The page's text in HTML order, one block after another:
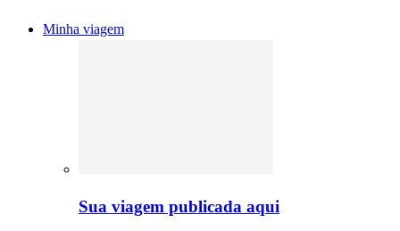
Minha viagem
Sua viagem publicada aqui